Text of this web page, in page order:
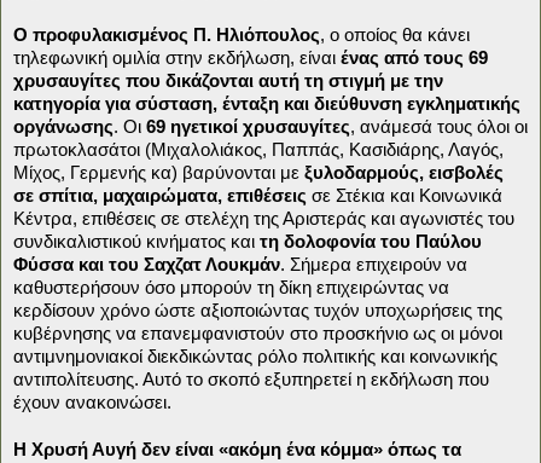
Ο προφυλακισμένος Π. Ηλιόπουλος, ο οποίος θα κάνει
τηλεφωνική ομιλία στην εκδήλωση, είναι ένας από τους 69
χρυσαυγίτες που δικάζονται αυτή τη στιγμή με την
κατηγορία για σύσταση, ένταξη και διεύθυνση εγκληματικής
οργάνωσης. Οι 69 ηγετικοί χρυσαυγίτες, ανάμεσά τους όλοι οι
πρωτοκλασάτοι (Μιχαλολιάκος, Παππάς, Κασιδιάρης, Λαγός,
Μίχος, Γερμενής κα) βαρύνονται με ξυλοδαρμούς, εισβολές
σε σπίτια, μαχαιρώματα, επιθέσεις σε Στέκια και Κοινωνικά
Κέντρα, επιθέσεις σε στελέχη της Αριστεράς και αγωνιστές του
συνδικαλιστικού κινήματος και τη δολοφονία του Παύλου
Φύσσα και του Σαχζατ Λουκμάν. Σήμερα επιχειρούν να
καθυστερήσουν όσο μπορούν τη δίκη επιχειρώντας να
κερδίσουν χρόνο ώστε αξιοποιώντας τυχόν υποχωρήσεις της
κυβέρνησης να επανεμφανιστούν στο προσκήνιο ως οι μόνοι
αντιμνημονιακοί διεκδικώντας ρόλο πολιτικής και κοινωνικής
αντιπολίτευσης. Αυτό το σκοπό εξυπηρετεί η εκδήλωση που
έχουν ανακοινώσει.
Η Χρυσή Αυγή δεν είναι «ακόμη ένα κόμμα» όπως τα